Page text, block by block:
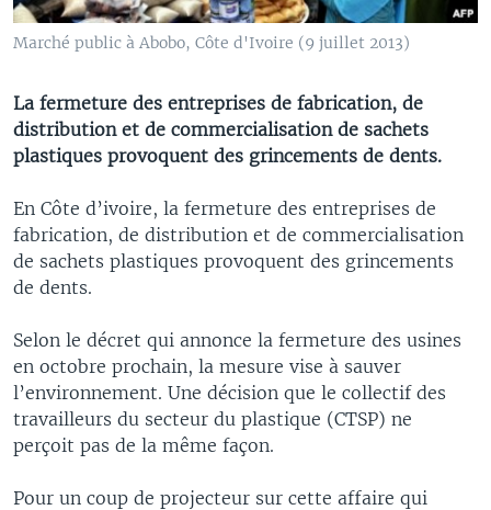
Marché public à Abobo, Côte d'Ivoire (9 juillet 2013)
La fermeture des entreprises de fabrication, de
distribution et de commercialisation de sachets
plastiques provoquent des grincements de dents.
En Côte d’ivoire, la fermeture des entreprises de
fabrication, de distribution et de commercialisation
de sachets plastiques provoquent des grincements
de dents.
Selon le décret qui annonce la fermeture des usines
en octobre prochain, la mesure vise à sauver
l’environnement. Une décision que le collectif des
travailleurs du secteur du plastique (CTSP) ne
perçoit pas de la même façon.
Pour un coup de projecteur sur cette affaire qui